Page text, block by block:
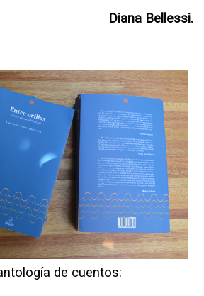
Diana Bellessi.
de cuentos: